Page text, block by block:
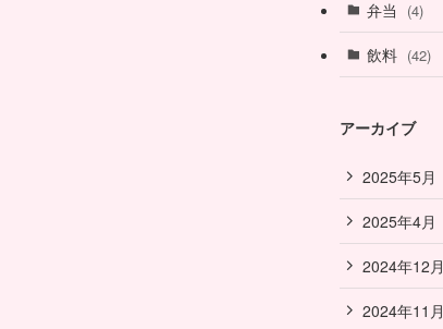
弁当 (4)
飲料 (42)
アーカイブ
2025年5月
2025年4月
2024年12月
2024年11月